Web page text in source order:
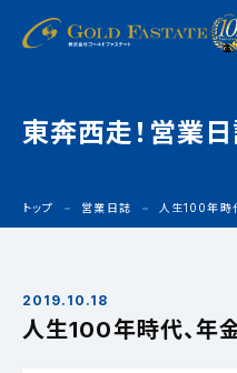
東奔西走！営業
トップ 営業日誌 人生100年時
2019.10.18
人生100年時代、年